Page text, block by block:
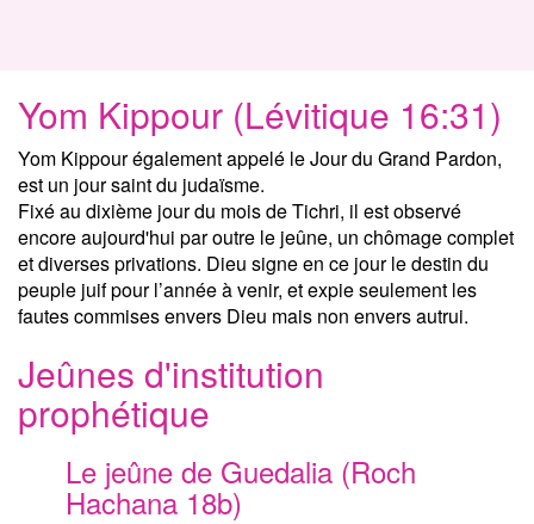
Yom Kippour (Lévitique 16:31)
Yom Kippour également appelé le Jour du Grand Pardon,
est un jour saint du judaïsme.
Fixé au dixième jour du mois de Tichri, il est observé
encore aujourd'hui par outre le jeûne, un chômage complet
et diverses privations. Dieu signe en ce jour le destin du
peuple juif pour l’année à venir, et expie seulement les
fautes commises envers Dieu mais non envers autrui.
Jeûnes d'institution
prophétique
Le jeûne de Guedalia (Roch
Hachana 18b)